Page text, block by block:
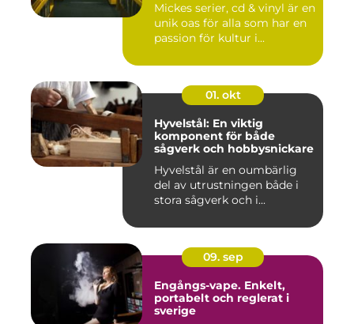
Mickes serier, cd & vinyl är en
unik oas för alla som har en
passion för kultur i...
01. okt
Hyvelstål: En viktig
komponent för både
sågverk och hobbysnickare
Hyvelstål är en oumbärlig
del av utrustningen både i
stora sågverk och i...
09. sep
Engångs-vape. Enkelt,
portabelt och reglerat i
sverige